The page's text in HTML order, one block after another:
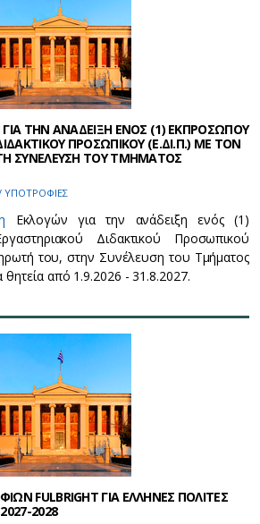
ΤΗΝ ΑΝΑΔΕΙΞΗ ΕΝΟΣ (1) ΕΚΠΡΟΣΩΠΟΥ
ΠΡΟΣΩΠΙΚΟΥ (Ε.ΔΙ.Π.) ΜΕ ΤΟΝ
ΣΥΝΕΛΕΥΣΗ ΤΟΥ ΤΜΗΜΑΤΟΣ
ΥΠΟΤΡΟΦΙΕΣ
Εκλογών για την ανάδειξη ενός (1)
Διδακτικού Προσωπικού
του, στην Συνέλευση του Τμήματος
θητεία από 1.9.2026 - 31.8.2027.
FULBRIGHT ΓΙΑ ΕΛΛΗΝΕΣ ΠΟΛΙΤΕΣ
2028